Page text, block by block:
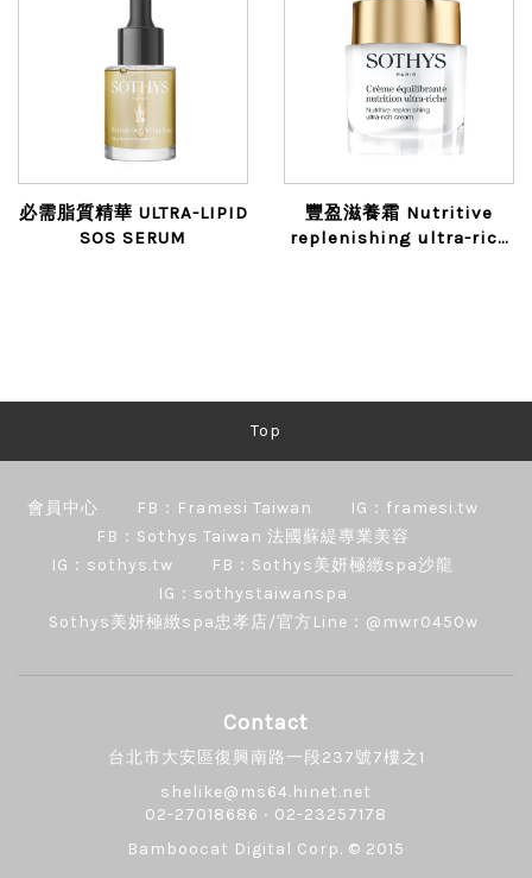
必需脂質精華 ULTRA-LIPID
SOS SERUM
豐盈滋養霜 Nutritive
replenishing ultra-rich
Top
會員中心 FB：Framesi Taiwan
IG：framesi.tw
FB：Sothys Taiwan 法國蘇緹專業美容
IG：sothys.tw
FB：Sothys美妍極緻spa沙龍
IG：sothystaiwanspa
Sothys美妍極緻spa忠孝店/官方Line：@mwr0450w
Contact
台北市大安區復興南路一段237號7樓之1
shelike@ms64.hinet.net
02-27018686 ‧ 02-23257178
Bamboocat Digital Corp. © 2015